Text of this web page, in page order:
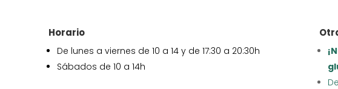
Horario
De lunes a viernes de 10 a 14 y de 17:30 a 20:30h
Sábados de 10 a 14h